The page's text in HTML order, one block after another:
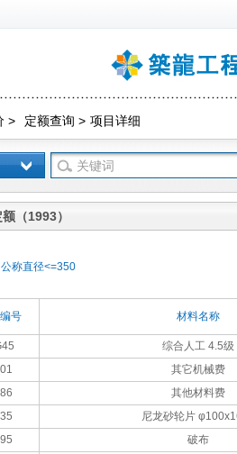
> 定额查询 > 项目详细
（1993）
称直径<=350
号 材料名称
综合人工 4.5级
其它机械费
其他材料费
尼龙砂轮片
破布